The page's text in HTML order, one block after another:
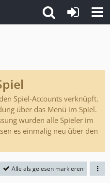
Spiel-Accounts verknüpft.
über das Menü im Spiel.
wurden alle Spieler im
es einmalig neu über den
Alle als gelesen markieren